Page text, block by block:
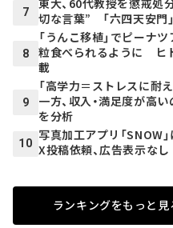
7
切な言葉” 「六四天安門
8
「うんこ移植」でピーナ
粒食べられるように
載
9
「高学力＝ストレスに耐
一方、収入・満足度が
を分析
10
写真加工アプリ「SNOW
X投稿依頼、広告表示な
ランキングをもっと見